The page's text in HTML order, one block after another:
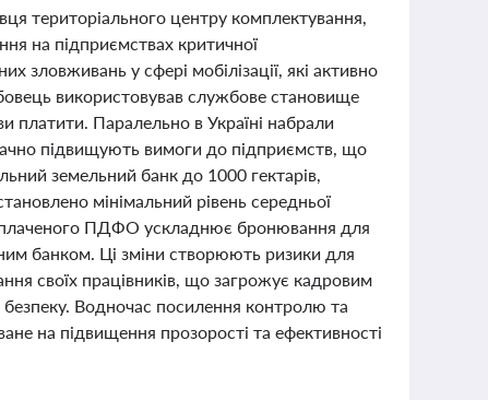
територіального центру комплектування,
на підприємствах критичної
зловживань у сфері мобілізації, які активно
використовував службове становище
платити. Паралельно в Україні набрали
підвищують вимоги до підприємств, що
земельний банк до 1000 гектарів,
мінімальний рівень середньої
ПДФО ускладнює бронювання для
банком. Ці зміни створюють ризики для
своїх працівників, що загрожує кадровим
безпеку. Водночас посилення контролю та
на підвищення прозорості та ефективності